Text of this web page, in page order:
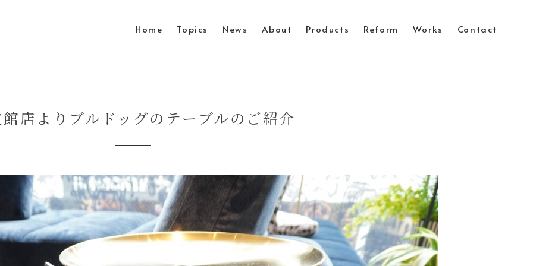
Home Topics News About Products Reform Works Contact
店よりブルドッグのテーブルのご紹介